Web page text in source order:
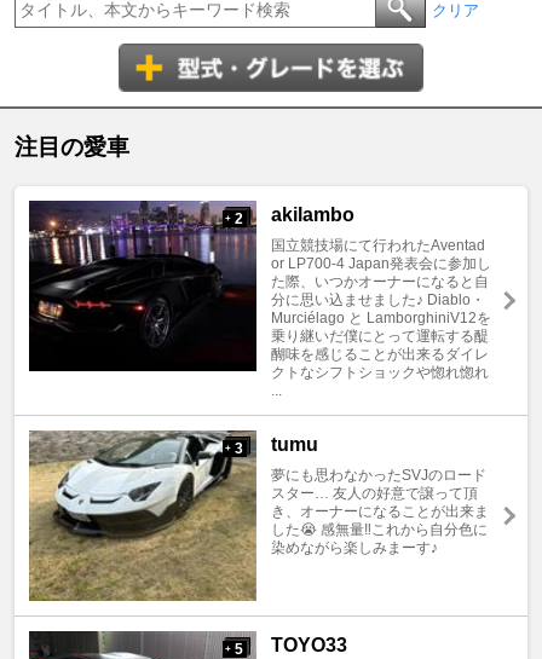
クリア
注目の愛車
+ 2 akilambo
国立競技場にて行われたAventad
or LP700‐4 Japan発表会に参加し
た際、いつかオーナーになると自
分に思い込ませました♪ Diablo・
Murciélago と LamborghiniV12を
乗り継いだ僕にとって運転する醍
醐味を感じることが出来るダイレ
クトなシフトショックや惚れ惚れ
...
+ 3 tumu
夢にも思わなかったSVJのロード
スター… 友人の好意で譲って頂
き、オーナーになることが出来ま
した😭 感無量‼️これから自分色に
染めながら楽しみまーす♪
+ 5 TOYO33